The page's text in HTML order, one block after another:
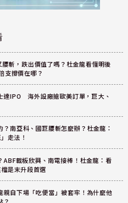
斬，跌出價值了嗎？杜金龍看懂明後
支撐價在哪？
達IPO 海外設廠搶歐美訂單，巨大、
？南亞科、國巨腰斬怎麼辦？杜金龍：
走法！
ABF載板欣興、南電接棒！杜金龍：看
是末升段首選
親自下場「吃便當」被套牢！為什麼他